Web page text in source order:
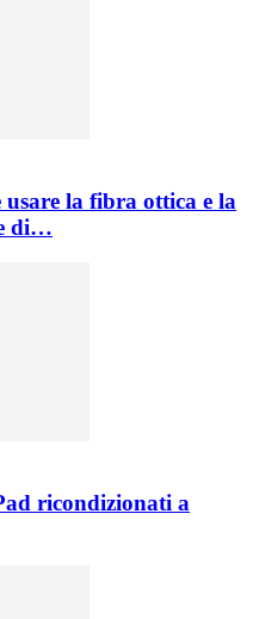
usare la fibra ottica e la
di…
ricondizionati a